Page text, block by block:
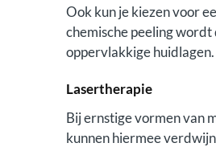
Ook kun je kiezen voor
chemische peeling
oppervlakkige huidlagen.
Lasertherapie
Bij ernstige vormen van
kunnen hiermee